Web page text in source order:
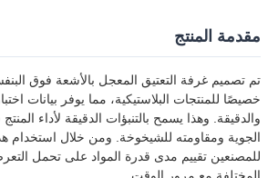
مقدمة المنتج
خصيصًا للمنتجات البلاستيكية، مما يوفر بيانات
والدقيقة. وهذا يسمح بالتنبؤات الدقيقة لأداء
الجوية ومقاومته للشيخوخة. ومن خلال استخدام
للمصنعين تقييم مدى قدرة المواد على تحمل
المختلفة مع مرور الوقت.